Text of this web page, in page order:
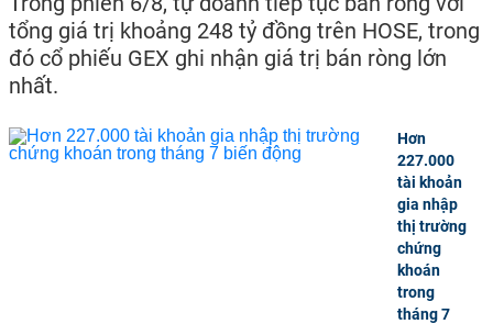
tổng giá trị khoảng 248 tỷ đồng trên HOSE, trong
đó cổ phiếu GEX ghi nhận giá trị bán ròng lớn
nhất.
Hơn
227.000
tài khoản
gia nhập
thị trường
chứng
khoán
trong
tháng 7